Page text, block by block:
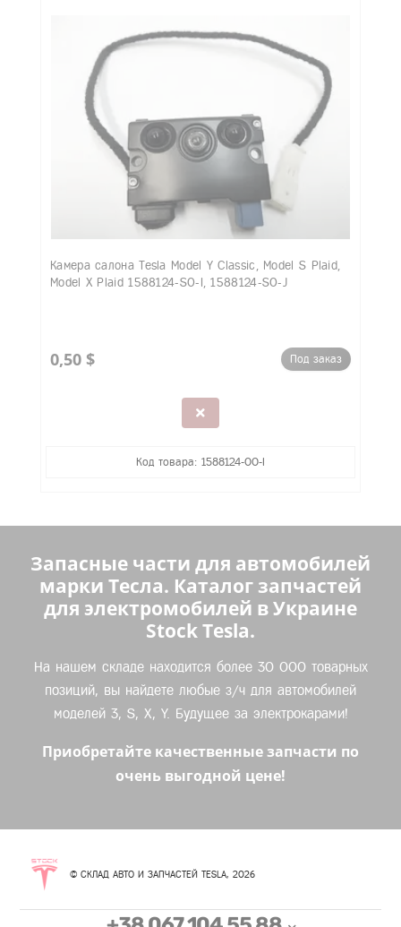
Камера салона Tesla Model Y Classic, Model S Plaid,
Model X Plaid 1588124-S0-I, 1588124-S0-J
0,50 $ Под заказ
Код товара: 1588124-00-I
Запасные части для автомобилей
марки Тесла. Каталог запчастей
для электромобилей в Украине
Stock Tesla.
На нашем складе находится более 30 000 товарных
позиций, вы найдете любые з/ч для автомобилей
моделей 3, S, X, Y. Будущее за электрокарами!
Приобретайте качественные запчасти по
очень выгодной цене!
© СКЛАД АВТО И ЗАПЧАСТЕЙ TESLA, 2026